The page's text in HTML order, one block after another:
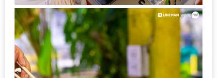
ที่
1
พา
เพื่อน
มา